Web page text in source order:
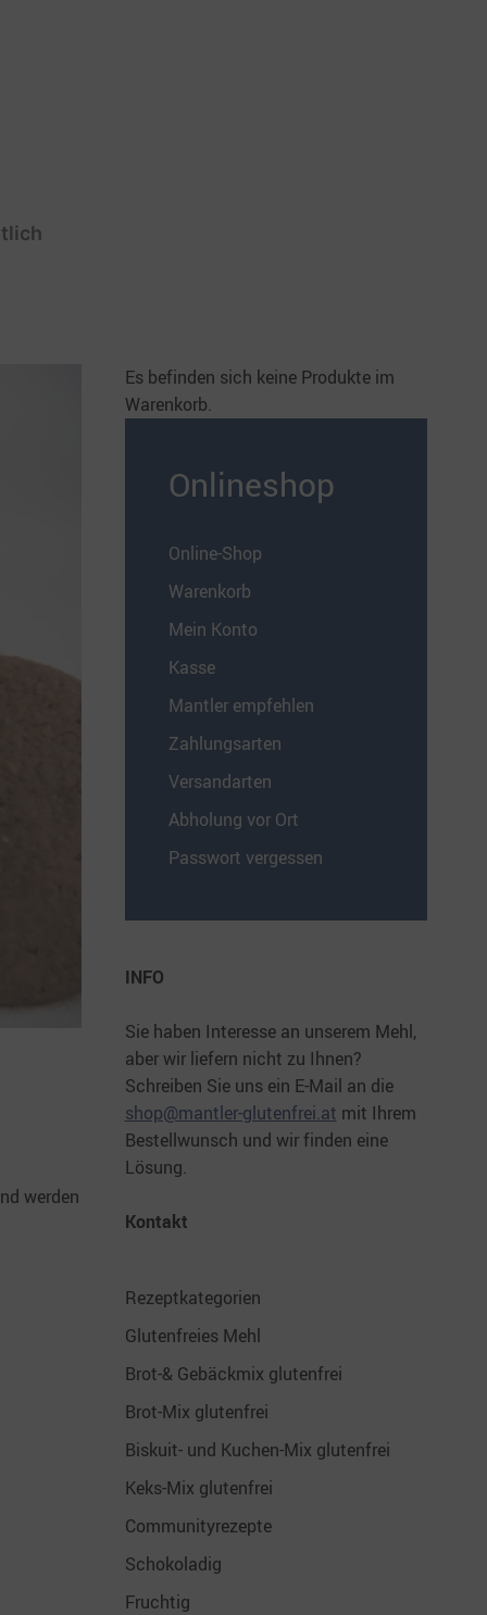
werden
Es befinden sich keine Produkte im
Warenkorb.
Onlineshop
Online-Shop
Warenkorb
Mein Konto
Kasse
Mantler empfehlen
Zahlungsarten
Versandarten
Abholung vor Ort
Passwort vergessen
INFO
Sie haben Interesse an unserem Mehl,
aber wir liefern nicht zu Ihnen?
Schreiben Sie uns ein E-Mail an die
shop@mantler-glutenfrei.at mit Ihrem
Bestellwunsch und wir finden eine
Lösung.
Kontakt
Rezeptkategorien
Glutenfreies Mehl
Brot-& Gebäckmix glutenfrei
Brot-Mix glutenfrei
Biskuit- und Kuchen-Mix glutenfrei
Keks-Mix glutenfrei
Communityrezepte
Schokoladig
Fruchtig